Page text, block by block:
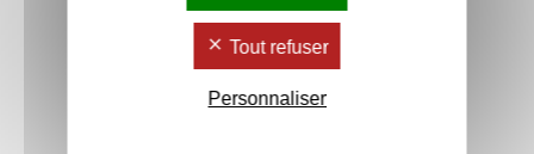
Tout refuser
Personnaliser